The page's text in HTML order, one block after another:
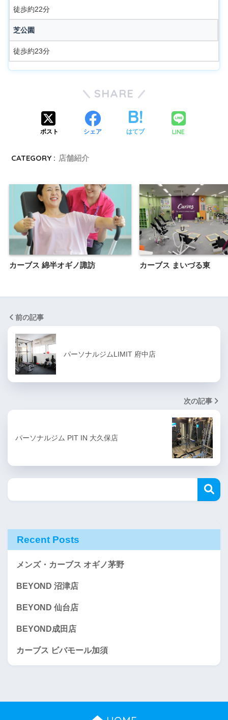
徒歩約22分
芝公園
徒歩約23分
SHARE
ポスト シェア はてブ LINE
CATEGORY : 店舗紹介
カーブス 綿半オギノ諏訪 カーブス まいづる東
前の記事
パーソナルジムLIMIT 府中店
次の記事
パーソナルジム PIT IN 大久保店
Recent Posts
メンズ・カーブス オギノ茅野
BEYOND 沼津店
BEYOND 仙台店
BEYOND成田店
カーブス ビバモール加須